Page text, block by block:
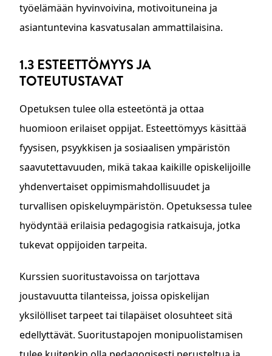
työelämään hyvinvoivina, motivoituneina ja
asiantuntevina kasvatusalan ammattilaisina.
1.3 ESTEETTÖMYYS JA
TOTEUTUSTAVAT
Opetuksen tulee olla esteetöntä ja ottaa
huomioon erilaiset oppijat. Esteettömyys käsittää
fyysisen, psyykkisen ja sosiaalisen ympäristön
saavutettavuuden, mikä takaa kaikille opiskelijoille
yhdenvertaiset oppimismahdollisuudet ja
turvallisen opiskeluympäristön. Opetuksessa tulee
hyödyntää erilaisia pedagogisia ratkaisuja, jotka
tukevat oppijoiden tarpeita.
Kurssien suoritustavoissa on tarjottava
joustavuutta tilanteissa, joissa opiskelijan
yksilölliset tarpeet tai tilapäiset olosuhteet sitä
edellyttävät. Suoritustapojen monipuolistamisen